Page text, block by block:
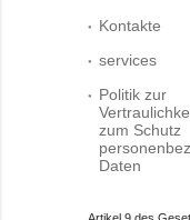
Kontakte
services
Politik zur
zum Schutz
Daten
Artikel 9 des